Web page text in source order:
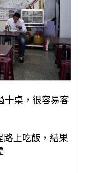
十桌，很容易客
路上吃飯，結果